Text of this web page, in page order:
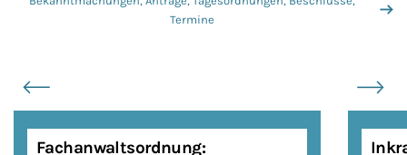
Termine
Slider überspringen
Fachanwaltsordnung: